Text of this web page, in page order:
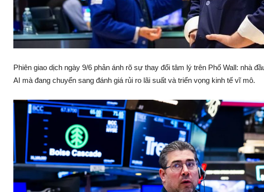
Phiên giao dịch ngày 9/6 phản ánh rõ sự thay đổi tâm lý trên Phố Wall: nhà
AI mà đang chuyển sang đánh giá rủi ro lãi suất và triển vọng kinh tế vĩ mô.